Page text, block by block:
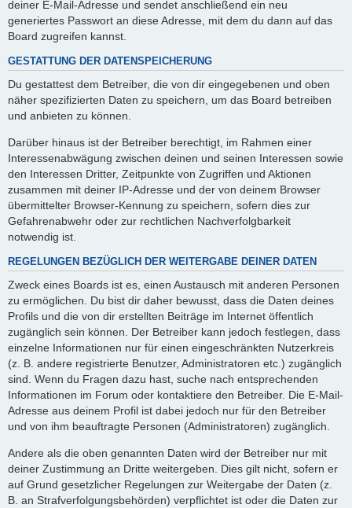
deiner E-Mail-Adresse und sendet anschließend ein neu
generiertes Passwort an diese Adresse, mit dem du dann auf das
Board zugreifen kannst.
GESTATTUNG DER DATENSPEICHERUNG
Du gestattest dem Betreiber, die von dir eingegebenen und oben
näher spezifizierten Daten zu speichern, um das Board betreiben
und anbieten zu können.
Darüber hinaus ist der Betreiber berechtigt, im Rahmen einer
Interessenabwägung zwischen deinen und seinen Interessen sowie
den Interessen Dritter, Zeitpunkte von Zugriffen und Aktionen
zusammen mit deiner IP-Adresse und der von deinem Browser
übermittelter Browser-Kennung zu speichern, sofern dies zur
Gefahrenabwehr oder zur rechtlichen Nachverfolgbarkeit
notwendig ist.
REGELUNGEN BEZÜGLICH DER WEITERGABE DEINER DATEN
Zweck eines Boards ist es, einen Austausch mit anderen Personen
zu ermöglichen. Du bist dir daher bewusst, dass die Daten deines
Profils und die von dir erstellten Beiträge im Internet öffentlich
zugänglich sein können. Der Betreiber kann jedoch festlegen, dass
einzelne Informationen nur für einen eingeschränkten Nutzerkreis
(z. B. andere registrierte Benutzer, Administratoren etc.) zugänglich
sind. Wenn du Fragen dazu hast, suche nach entsprechenden
Informationen im Forum oder kontaktiere den Betreiber. Die E-Mail-
Adresse aus deinem Profil ist dabei jedoch nur für den Betreiber
und von ihm beauftragte Personen (Administratoren) zugänglich.
Andere als die oben genannten Daten wird der Betreiber nur mit
deiner Zustimmung an Dritte weitergeben. Dies gilt nicht, sofern er
auf Grund gesetzlicher Regelungen zur Weitergabe der Daten (z.
B. an Strafverfolgungsbehörden) verpflichtet ist oder die Daten zur